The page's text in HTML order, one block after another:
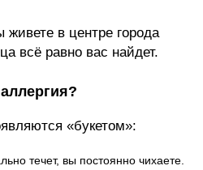
в центре города
всё равно вас найдет.
«букетом»:
течет, вы постоянно чихаете.